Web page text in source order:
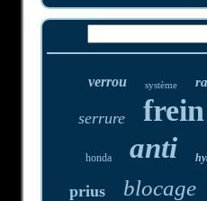
verrou système
serrure frein
honda anti
prius blocage